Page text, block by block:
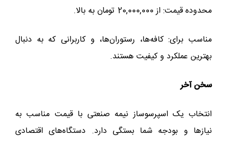
محدوده قیمت: از 20,000,000 تومان به بالا.
مناسب برای: کافه‌ها، رستوران‌ها، و کاربرانی که به دنبال
بهترین عملکرد و کیفیت هستند.
سخن آخر
انتخاب یک اسپرسوساز نیمه‌ صنعتی با قیمت مناسب به
نیازها و بودجه شما بستگی دارد. دستگاه‌های اقتصادی